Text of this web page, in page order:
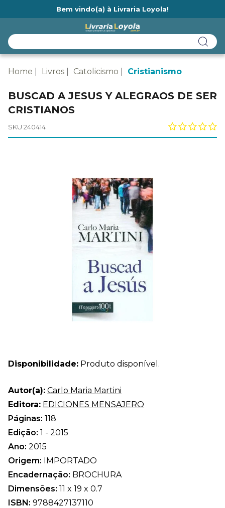
Bem vindo(a) à Livraria Loyola!
Home Livros Catolicismo Cristianismo
BUSCAD A JESUS Y ALEGRAOS DE SER
CRISTIANOS
SKU 240414
Disponibilidade: Produto disponível.
Autor(a): Carlo Maria Martini
Editora: EDICIONES MENSAJERO
Páginas: 118
Edição: 1 - 2015
Ano: 2015
Origem: IMPORTADO
Encadernação: BROCHURA
Dimensões: 11 x 19 x 0.7
ISBN: 9788427137110